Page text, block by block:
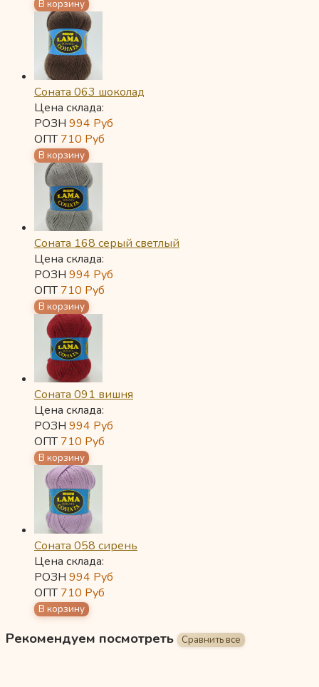
Соната 063 шоколад
Цена склада:
РОЗН 994 Руб
ОПТ710 Руб
Соната 168 серый светлый
Цена склада:
РОЗН 994 Руб
ОПТ710 Руб
Соната 091 вишня
Цена склада:
РОЗН 994 Руб
ОПТ710 Руб
Соната 058 сирень
Цена склада:
РОЗН 994 Руб
ОПТ710 Руб
Рекомендуем посмотреть